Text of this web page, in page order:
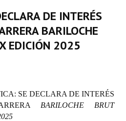
DE INTERÉS
BARILOCHE
EDICIÓN 2025
SE DECLARA DE INTERÉS
BARILOCHE BRUT